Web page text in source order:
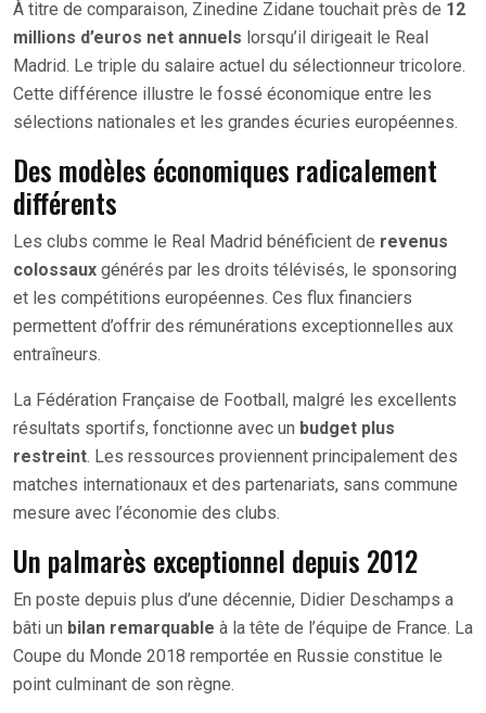
À titre de comparaison, Zinedine Zidane touchait près de 12
millions d’euros net annuels lorsqu’il dirigeait le Real
Madrid. Le triple du salaire actuel du sélectionneur tricolore.
Cette différence illustre le fossé économique entre les
sélections nationales et les grandes écuries européennes.
Des modèles économiques radicalement
différents
Les clubs comme le Real Madrid bénéficient de revenus
colossaux générés par les droits télévisés, le sponsoring
et les compétitions européennes. Ces flux financiers
permettent d’offrir des rémunérations exceptionnelles aux
entraîneurs.
La Fédération Française de Football, malgré les excellents
résultats sportifs, fonctionne avec un budget plus
restreint. Les ressources proviennent principalement des
matches internationaux et des partenariats, sans commune
mesure avec l’économie des clubs.
Un palmarès exceptionnel depuis 2012
En poste depuis plus d’une décennie, Didier Deschamps a
bâti un bilan remarquable à la tête de l’équipe de France. La
Coupe du Monde 2018 remportée en Russie constitue le
point culminant de son règne.